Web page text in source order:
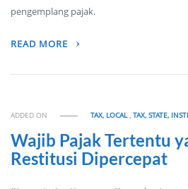
pengemplang pajak.
READ MORE
ADDED ON TAX, LOCAL,TAX, STATE,
Wajib Pajak Tertentu
Restitusi Dipercepat